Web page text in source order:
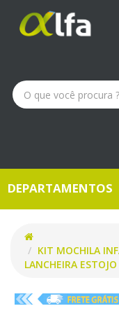
DEPARTAMENTOS
KIT MOCHILA
LANCHEIRA ESTOJO